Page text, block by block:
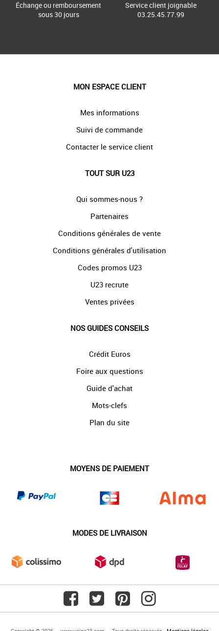
Échange ou remboursement
sous 30 jours
Service client joignable
03.25.45.77.99
MON ESPACE CLIENT
Mes informations
Suivi de commande
Contacter le service client
TOUT SUR U23
Qui sommes-nous ?
Partenaires
Conditions générales de vente
Conditions générales d'utilisation
Codes promos U23
U23 recrute
Ventes privées
NOS GUIDES CONSEILS
Crédit Euros
Foire aux questions
Guide d'achat
Mots-clefs
Plan du site
MOYENS DE PAIEMENT
MODES DE LIVRAISON